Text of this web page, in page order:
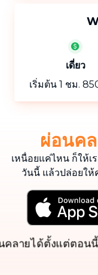
เดี่ยว
เริ่มต้น 1 ชม.
ผ่อนค
เหนื่อยแค่ไหน ก็ให้เ
วันนี้ แล้วปล่อยใ